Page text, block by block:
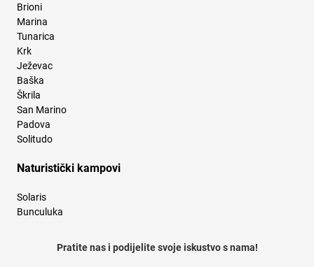
Brioni
Marina
Tunarica
Krk
Ježevac
Baška
Škrila
San Marino
Padova
Solitudo
Naturistički kampovi
Solaris
Bunculuka
Pratite nas i podijelite svoje iskustvo s nama!